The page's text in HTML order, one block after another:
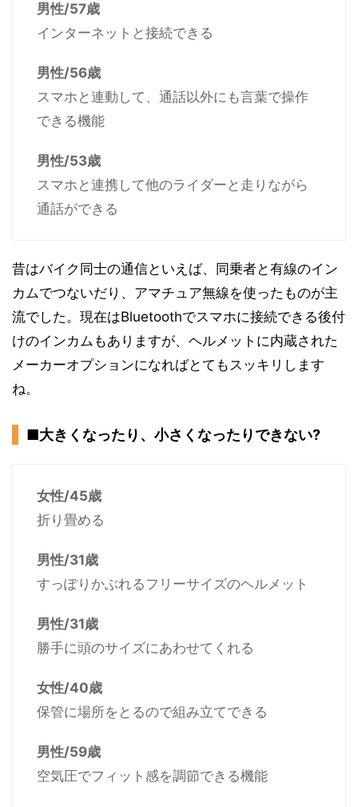
男性/57歳
インターネットと接続できる
男性/56歳
スマホと連動して、通話以外にも言葉で操作
できる機能
男性/53歳
スマホと連携して他のライダーと走りながら
通話ができる
昔はバイク同士の通信といえば、同乗者と有線のイン
カムでつないだり、アマチュア無線を使ったものが主
流でした。現在はBluetoothでスマホに接続できる後付
けのインカムもありますが、ヘルメットに内蔵された
メーカーオプションになればとてもスッキリします
ね。
■大きくなったり、小さくなったりできない?
女性/45歳
折り畳める
男性/31歳
すっぽりかぶれるフリーサイズのヘルメット
男性/31歳
勝手に頭のサイズにあわせてくれる
女性/40歳
保管に場所をとるので組み立てできる
男性/59歳
空気圧でフィット感を調節できる機能